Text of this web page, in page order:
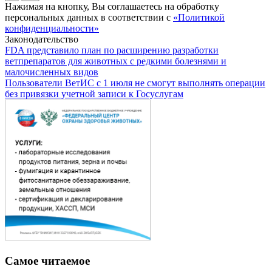
Нажимая на кнопку, Вы соглашаетесь на обработку
персональных данных в соответствии с «Политикой
конфиденциальности»
Законодательство
FDA представило план по расширению разработки
ветпрепаратов для животных с редкими болезнями и
малочисленных видов
Пользователи ВетИС с 1 июля не смогут выполнять операции
без привязки учетной записи к Госуслугам
Самое читаемое